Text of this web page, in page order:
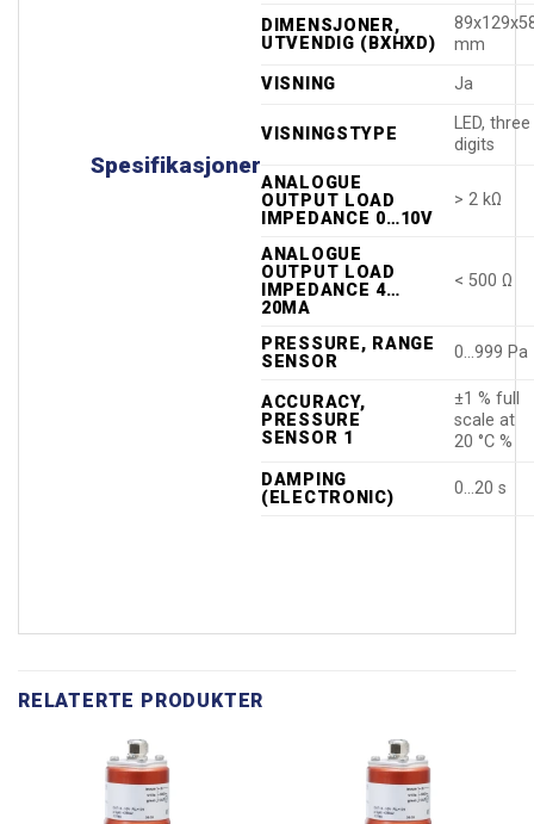
Spesifikasjoner
DIMENSJONER,
UTVENDIG (BXHXD)
mm
VISNING
Ja
VISNINGSTYPE
LED, three
digits
ANALOGUE
OUTPUT LOAD
IMPEDANCE 0…10V
> 2 kΩ
ANALOGUE
OUTPUT LOAD
IMPEDANCE 4…
20MA
< 500 Ω
PRESSURE, RANGE
SENSOR
0…999 Pa
ACCURACY,
PRESSURE
SENSOR 1
±1 % full
scale at
20 °C %
DAMPING
(ELECTRONIC)
0…20 s
RELATERTE PRODUKTER